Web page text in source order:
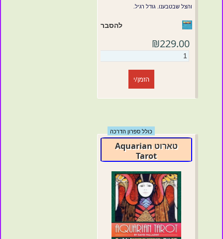
והצל שבטבענו. גודל רגיל.
להסבר
₪229.00
הזמן/י
כולל ספרון הדרכה
טארוט Aquarian
Tarot